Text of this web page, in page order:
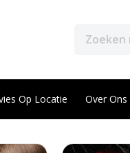
Op Locatie Over Ons